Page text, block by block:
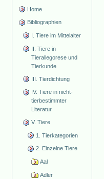
Home
Bibliographien
I. Tiere im Mittelalter
II. Tiere in
Tierallegorese und
Tierkunde
III. Tierdichtung
IV. Tiere in nicht-
tierbestimmter
Literatur
V. Tiere
1. Tierkategorien
2. Einzelne Tiere
Aal
Adler